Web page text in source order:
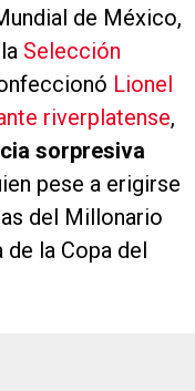
de México,
Selección
Lionel
riverplatense,
sorpresiva
pese a erigirse
del Millonario
la Copa del